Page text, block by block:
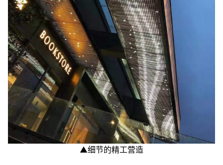
▲细节的精工营造